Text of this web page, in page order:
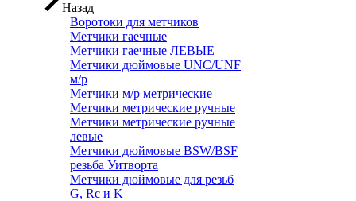
Назад
Воротоки для метчиков
Метчики гаечные
Метчики гаечные ЛЕВЫЕ
Метчики дюймовые UNC/UNF
м/р
Метчики м/р метрические
Метчики метрические ручные
Метчики метрические ручные
левые
Метчики дюймовые BSW/BSF
резьба Уитворта
Метчики дюймовые для резьб
G, Rc и K